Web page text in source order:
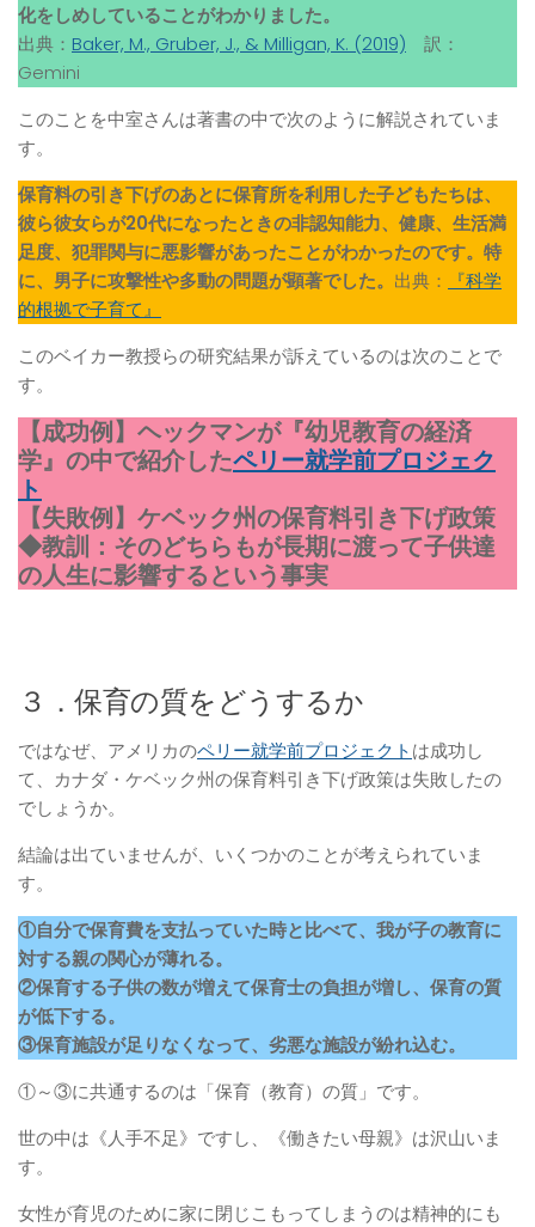
化をしめしていることがわかりました。
出典： Baker, M., Gruber, J., & Milligan, K. (2019) 訳：
Gemini
このことを中室さんは著書の中で次のように解説されていま
す。
保育料の引き下げのあとに保育所を利用した子どもたちは、
彼ら彼女らが20代になったときの非認知能力、健康、生活満
足度、犯罪関与に悪影響があったことがわかったのです。特
に、男子に攻撃性や多動の問題が顕著でした。 出典：
『科学
的根拠で子育て』
このベイカー教授らの研究結果が訴えているのは次のことで
す。
【成功例】ヘックマンが『幼児教育の経済
学』の中で紹介したペリー就学前プロジェク
ト
【失敗例】ケベック州の保育料引き下げ政策
◆教訓：そのどちらもが長期に渡って子供達
の人生に影響するという事実
３．保育の質をどうするか
ではなぜ、アメリカのペリー就学前プロジェクトは成功し
て、カナダ・ケベック州の保育料引き下げ政策は失敗したの
でしょうか。
結論は出ていませんが、いくつかのことが考えられていま
す。
①自分で保育費を支払っていた時と比べて、我が子の教育に
対する親の関心が薄れる。
②保育する子供の数が増えて保育士の負担が増し、保育の質
が低下する。
③保育施設が足りなくなって、劣悪な施設が紛れ込む。
①～③に共通するのは「保育（教育）の質」です。
世の中は《人手不足》ですし、《働きたい母親》は沢山いま
す。
女性が育児のために家に閉じこもってしまうのは精神的にも